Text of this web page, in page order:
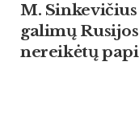
M.
galimų
nereikėtų